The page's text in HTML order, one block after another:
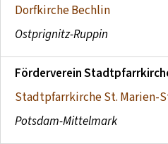
Dorfkirche Bechlin
Ostprignitz-Ruppin
Förderverein
Stadtpfarrkirche St. Marien-
Potsdam-Mittelmark